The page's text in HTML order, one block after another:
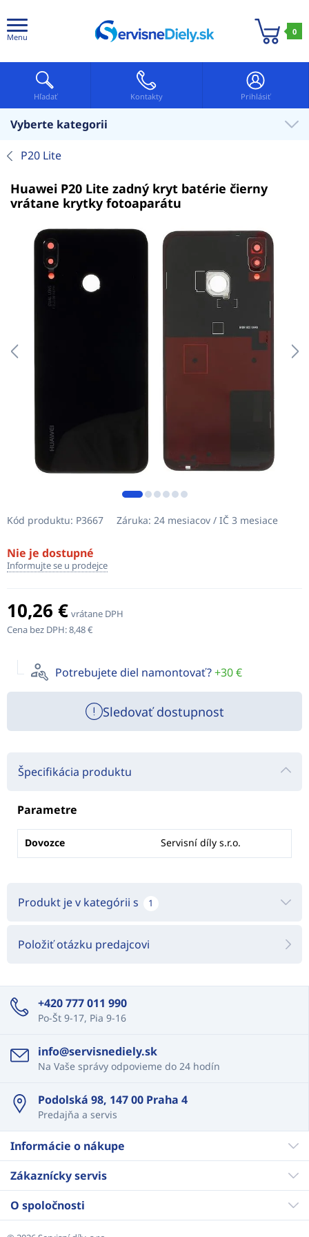
Menu
0
Hľadať Kontakty Prihlásiť
Vyberte kategorii
P20 Lite
Huawei P20 Lite zadný kryt batérie čierny
vrátane krytky fotoaparátu
Kód produktu: P3667 Záruka: 24 mesiacov / IČ 3 mesiace
Nie je dostupné
Informujte se u prodejce
10,26 € vrátane DPH
Cena bez DPH:8,48 €
Potrebujete diel namontovať?+30 €
Sledovať dostupnost
Špecifikácia produktu
Parametre
Dovozce Servisní díly s.r.o.
Produkt je v kategórii s 1
Položiť otázku predajcovi
+420 777 011 990
Po-Št 9-17, Pia 9-16
info@servisnediely.sk
Na Vaše správy odpovieme do 24 hodín
Podolská 98, 147 00 Praha 4
Predajňa a servis
Informácie o nákupe
Zákaznícky servis
O spoločnosti